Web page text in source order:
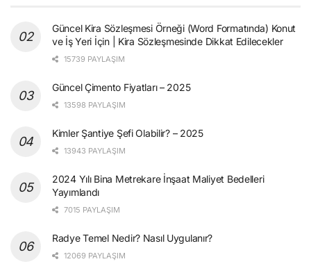
Güncel Kira Sözleşmesi Örneği (Word Formatında) Konut
ve İş Yeri İçin | Kira Sözleşmesinde Dikkat Edilecekler
15739 PAYLAŞIM
Güncel Çimento Fiyatları – 2025
13598 PAYLAŞIM
Kimler Şantiye Şefi Olabilir? – 2025
13943 PAYLAŞIM
2024 Yılı Bina Metrekare İnşaat Maliyet Bedelleri
Yayımlandı
7015 PAYLAŞIM
Radye Temel Nedir? Nasıl Uygulanır?
12069 PAYLAŞIM